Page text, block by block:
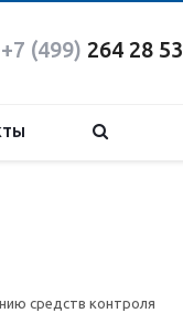
+7 (499) 264 28 53
средств контроля